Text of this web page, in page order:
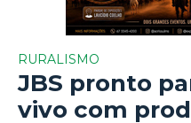
RURALISMO
JBS pronto
vivo com